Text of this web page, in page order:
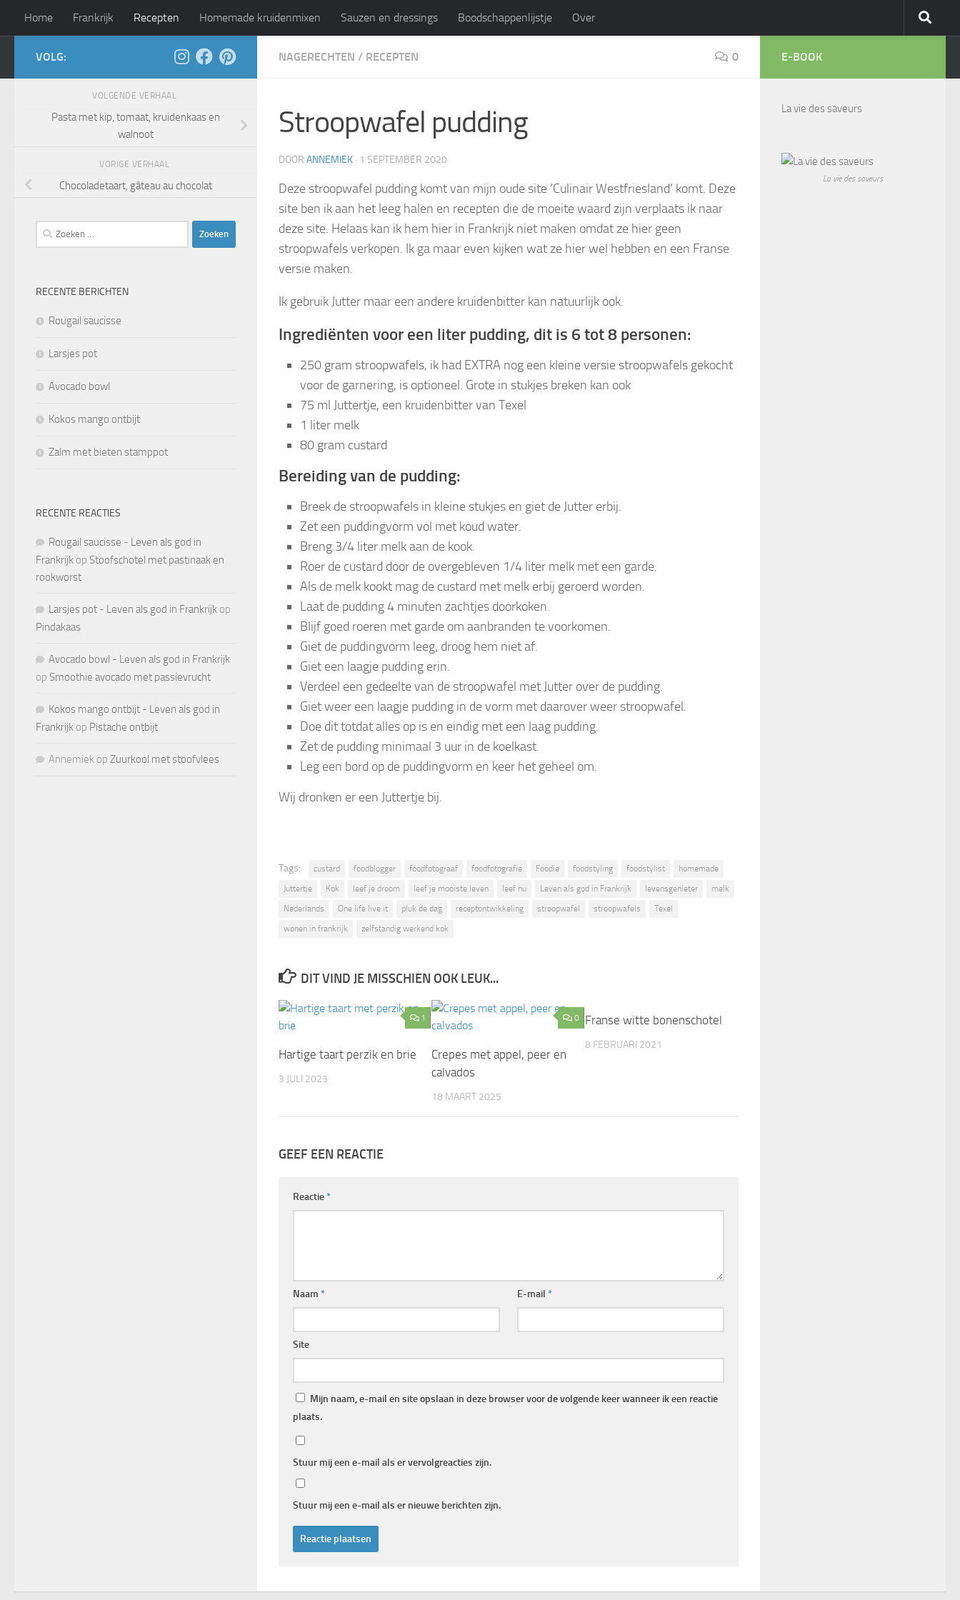
Doorgaan naar inhoud
Home Frankrijk Recepten Homemade kruidenmixen Sauzen en dressings Boodschappenlijstje Over
Leven als god in Frankrijk
NAGERECHTEN / RECEPTEN 0
Stroopwafel pudding
DOOR ANNEMIEK · 1 SEPTEMBER 2020
Deze stroopwafel pudding komt van mijn oude site ‘Culinair Westfriesland’ komt. Deze
site ben ik aan het leeg halen en recepten die de moeite waard zijn verplaats ik naar
deze site. Helaas kan ik hem hier in Frankrijk niet maken omdat ze hier geen
stroopwafels verkopen. Ik ga maar even kijken wat ze hier wel hebben en een Franse
versie maken.
Ik gebruik Jutter maar een andere kruidenbitter kan natuurlijk ook.
Ingrediënten voor een liter pudding, dit is 6 tot 8 personen:
250 gram stroopwafels, ik had EXTRA nog een kleine versie stroopwafels gekocht
voor de garnering, is optioneel. Grote in stukjes breken kan ook
75 ml Juttertje, een kruidenbitter van Texel
1 liter melk
80 gram custard
Bereiding van de pudding:
Breek de stroopwafels in kleine stukjes en giet de Jutter erbij.
Zet een puddingvorm vol met koud water.
Breng 3/4 liter melk aan de kook.
Roer de custard door de overgebleven 1/4 liter melk met een garde.
Als de melk kookt mag de custard met melk erbij geroerd worden.
Laat de pudding 4 minuten zachtjes doorkoken.
Blijf goed roeren met garde om aanbranden te voorkomen.
Giet de puddingvorm leeg, droog hem niet af.
Giet een laagje pudding erin.
Verdeel een gedeelte van de stroopwafel met Jutter over de pudding.
Giet weer een laagje pudding in de vorm met daarover weer stroopwafel.
Doe dit totdat alles op is en eindig met een laag pudding.
Zet de pudding minimaal 3 uur in de koelkast.
Leg een bord op de puddingvorm en keer het geheel om.
Wij dronken er een Juttertje bij.
Tags: custard foodblogger foodfotograaf foodfotografie Foodie foodstyling foodstylist
homemade
Juttertje
Kok leef je droom leef je mooiste leven leef nu Leven als god in Frankrijk levensgenieter
melk
Nederlands
One life live it pluk de dag receptontwikkeling stroopwafel stroopwafels
Texel
wonen in frankrijk
zelfstandig werkend kok
DIT VIND JE MISSCHIEN OOK LEUK...
1
Hartige taart perzik en brie
3 JULI 2023
0
Crepes met appel, peer en
calvados
18 MAART 2025
Fran­se witte bonenschotel
8 FEBRUARI 2021
GEEF EEN REACTIE
Reactie*
Naam * E-mail*
Site
Mijn naam, e-mail en site opslaan in deze browser voor de volgende keer wanneer ik een reactie
plaats.
Stuur mij een e-mail als er vervolgreacties zijn.
Stuur mij een e-mail als er nieuwe berichten zijn.
VOLG:
VOLGENDE VERHAAL
Pasta met kip, tomaat, kruidenkaas en
walnoot
VORIGE VERHAAL
Chocoladetaart, gâteau au chocolat
Zoeken
naar:
RECENTE BERICHTEN
Rougail saucisse
Larsjes pot
Avocado bowl
Kokos mango ontbijt
Zalm met bieten stamppot
RECENTE REACTIES
Rougail saucisse - Leven als god in
Frankrijk op Stoofschotel met pastinaak en
rookworst
Larsjes pot - Leven als god in Frankrijk op
Pindakaas
Avocado bowl - Leven als god in Frankrijk
op Smoothie avocado met passievrucht
Kokos mango ontbijt - Leven als god in
Frankrijk op Pistache ontbijt
Annemiek op Zuurkool met stoofvlees
E-BOOK
La vie des saveurs
La vie des saveurs